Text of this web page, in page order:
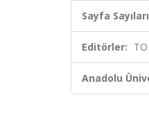
Sayfa
Editörler:
Anadolu